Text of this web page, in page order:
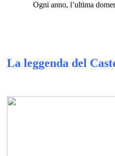
Ogni anno, l’ultima
La leggenda del